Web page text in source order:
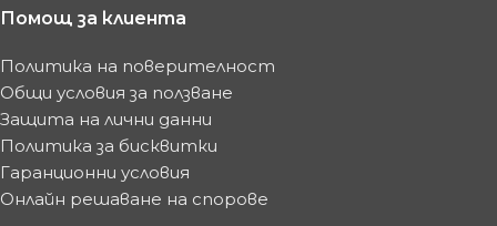
Помощ за клиента
Политика на поверителност
Общи условия за ползване
Защита на лични данни
Политика за бисквитки
Гаранционни условия
Онлайн решаване на спорове